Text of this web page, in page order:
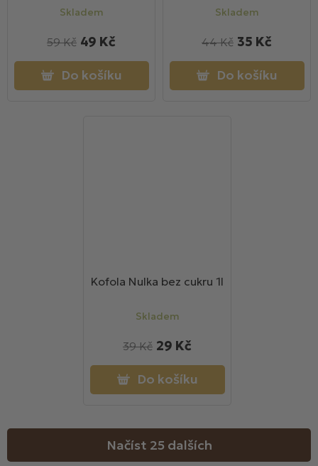
Skladem
49 Kč
59 Kč
Do košíku
Skladem
35 Kč
44 Kč
Do košíku
Kofola Nulka bez cukru 1l
Skladem
29 Kč
39 Kč
Do košíku
Načíst 25 dalších